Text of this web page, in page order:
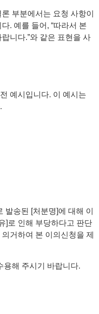
부분에서는 요청 사항이
. 예를 들어, “따라서 본
니다.”와 같은 표현을 사
예시입니다. 이 예시는
발송된 [처분명]에 대해 이
]로 인해 부당하다고 판단
거하여 본 이의신청을 제
용해 주시기 바랍니다.